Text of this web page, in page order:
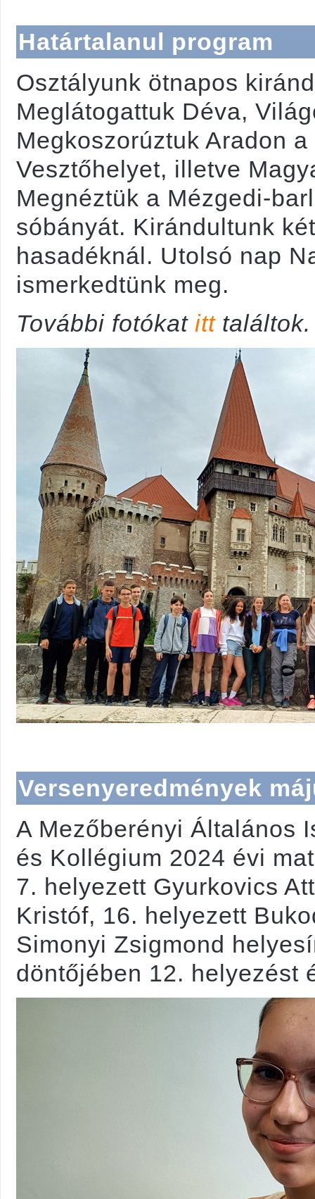
Határtalanul program
Osztályunk ötnapos
Meglátogattuk Déva,
Megkoszorúztuk Aradon
Vesztőhelyet, illetve
Megnéztük a Mézgedi-
sóbányát. Kirándultunk
hasadéknál. Utolsó nap
ismerkedtünk meg.
További fotókat itttaláltok.
Versenyeredmények
A Mezőberényi Általános
és Kollégium 2024 évi
7. helyezett Gyurkovics
Kristóf, 16. helyezett
Simonyi Zsigmond
döntőjében 12. helyezést